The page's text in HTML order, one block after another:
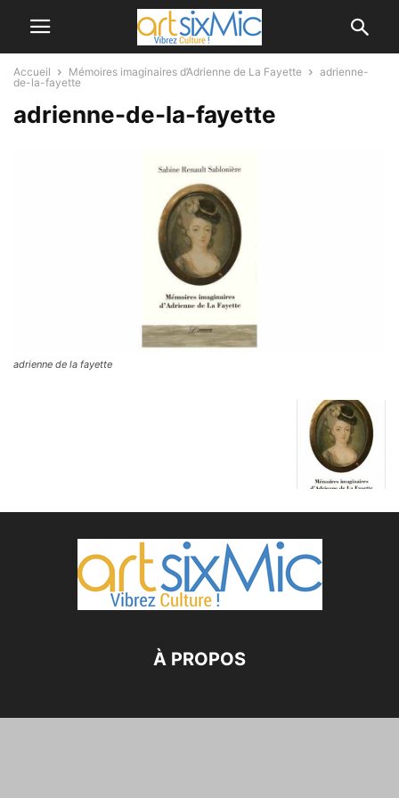
Accueil Mémoires imaginaires d’Adrienne de La Fayette
adrienne-
de-la-fayette
adrienne-de-la-fayette
adrienne de la fayette
À PROPOS